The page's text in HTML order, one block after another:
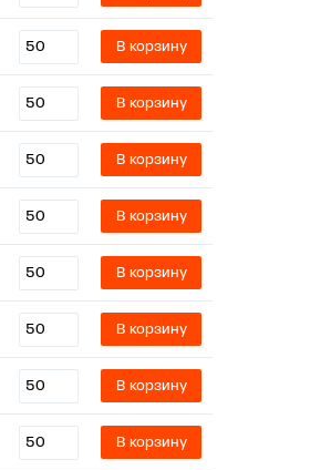
В корзину
В корзину
В корзину
В корзину
В корзину
В корзину
В корзину
В корзину